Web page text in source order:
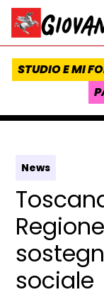
Vai al contenuto
Homepage
STUDIO E MI
News
sociale